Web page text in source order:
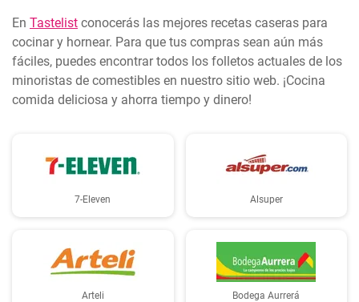
En Tastelist conocerás las mejores recetas caseras para
cocinar y hornear. Para que tus compras sean aún más
fáciles, puedes encontrar todos los folletos actuales de los
minoristas de comestibles en nuestro sitio web. ¡Cocina
comida deliciosa y ahorra tiempo y dinero!
7-Eleven Alsuper
Arteli Bodega Aurrerá